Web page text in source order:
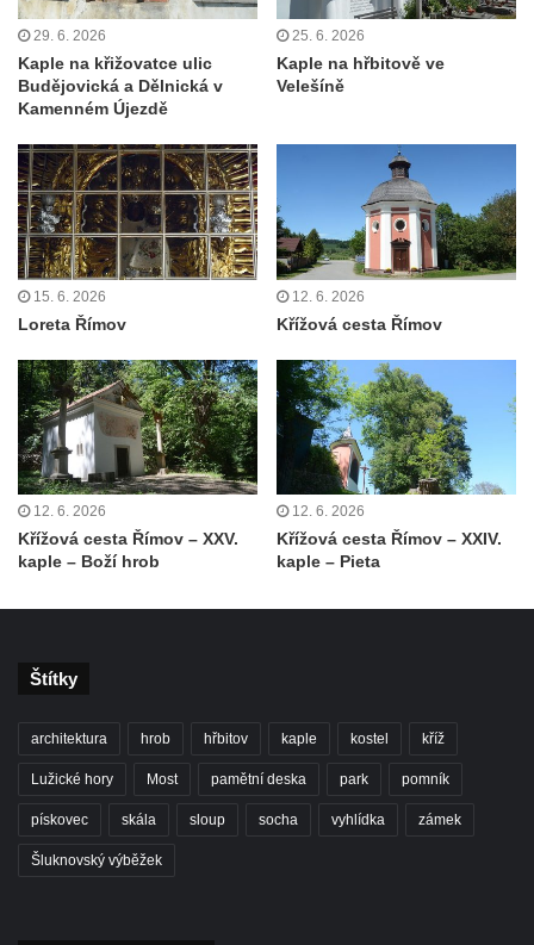
Kostel svatého Mikuláše v Třebušíně
Klášterní kostel svatého Františka z Assisi v
Zákupech
Kaple svatého Josefa u Zákup
Kostel svatých Fabiána a Šebestiána v
Zákupech
Kostel svatého Havla v Kuřívodech
Kaple Krista v žaláři u kostela Nalezení
svatého Kříže ve Frýdlantu
Kostel Nalezení svatého Kříže ve Frýdlantu
Kostel Krista Spasitele ve Frýdlantu
Kaple Getsemanské zahrady na křížové
cestě na Křížovém vrchu ve Frýdlantu
Kaple Božího hrobu na Křížové cestě na
Křížovém vrchu ve Frýdlantu
Poustevna na Křížové cestě na Křížovém
vrchu ve Frýdlantu
Kostel svatého Jakuba Většího v Sokolově
Kostel svatých Petra a Pavla v Růžové
Kaple Stětí svatého Jana Křtitele v
Rumburku
Bývalá synagoga v Milevsku
29. 6. 2026
Kaple na křižovatce ulic
Budějovická a Dělnická v
Kamenném Újezdě
25. 6. 2026
Kaple na hřbitově ve
Velešíně
15. 6. 2026
Loreta Římov
12. 6. 2026
Křížová cesta Římov
12. 6. 2026
Křížová cesta Římov – XXV.
kaple – Boží hrob
12. 6. 2026
Křížová cesta Římov – XXIV.
kaple – Pieta
Štítky
architektura hrob hřbitov kaple kostel kříž
Lužické hory Most pamětní deska park pomník
pískovec skála sloup socha vyhlídka zámek
Šluknovský výběžek